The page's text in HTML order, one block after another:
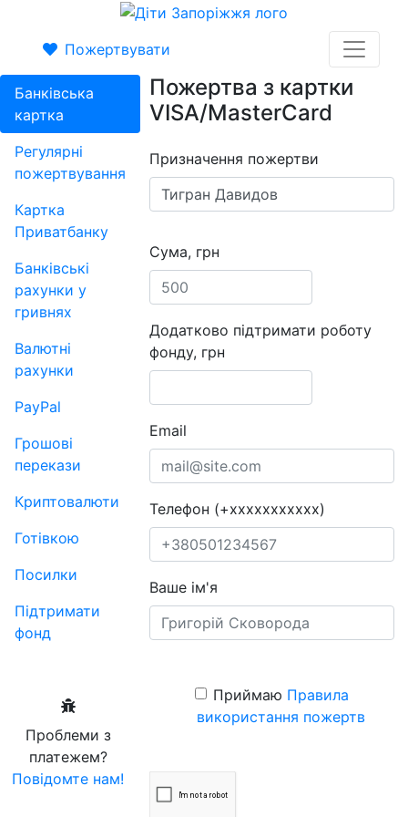
Пожертвувати
Банківська
картка
Регулярні
пожертвування
Картка
Приватбанку
Банківські
рахунки у
гривнях
Валютні
рахунки
PayPal
Грошові
перекази
Криптовалюти
Готівкою
Посилки
Підтримати
фонд
Проблеми з
платежем?
Повідомте нам!
Пожертва з картки
VISA/MasterCard
Призначення пожертви
Сума, грн
Додатково підтримати роботу
фонду, грн
Email
Телефон (+xxxxxxxxxxx)
Ваше ім'я
Приймаю Правила
використання пожертв